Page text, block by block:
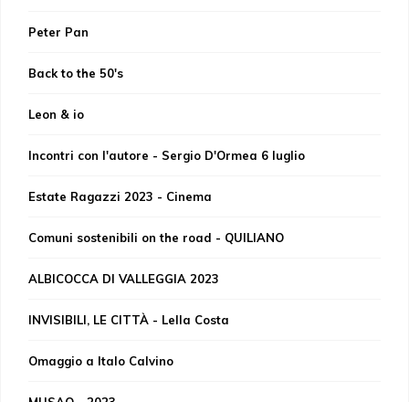
Peter Pan
Back to the 50's
Leon & io
Incontri con l'autore - Sergio D'Ormea 6 luglio
Estate Ragazzi 2023 - Cinema
Comuni sostenibili on the road - QUILIANO
ALBICOCCA DI VALLEGGIA 2023
INVISIBILI, LE CITTÀ - Lella Costa
Omaggio a Italo Calvino